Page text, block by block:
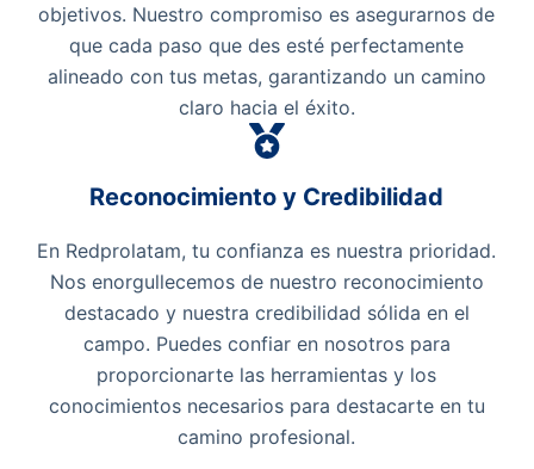
objetivos. Nuestro compromiso es asegurarnos de
que cada paso que des esté perfectamente
alineado con tus metas, garantizando un camino
claro hacia el éxito.
Reconocimiento y Credibilidad
En Redprolatam, tu confianza es nuestra prioridad.
Nos enorgullecemos de nuestro reconocimiento
destacado y nuestra credibilidad sólida en el
campo. Puedes confiar en nosotros para
proporcionarte las herramientas y los
conocimientos necesarios para destacarte en tu
camino profesional.